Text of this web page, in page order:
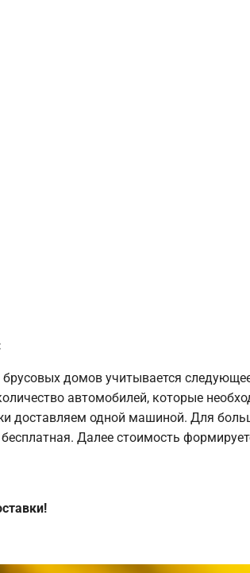
домов учитывается
автомобилей, которые
доставляем одной машиной. Для
Далее стоимость